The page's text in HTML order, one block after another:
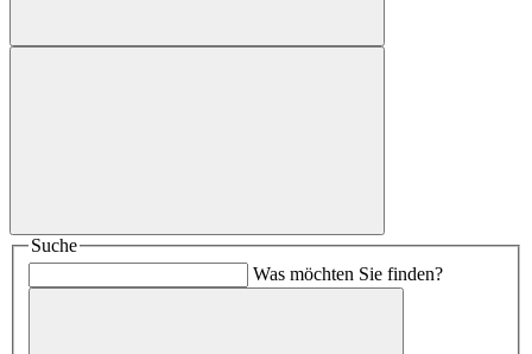
Suche
Was möchten Sie finden?